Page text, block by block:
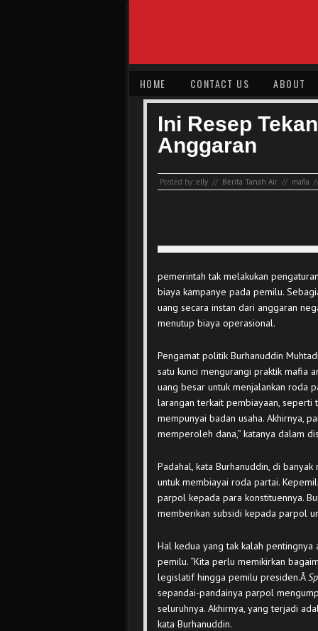
HOME CONTACT US ABOUT
Ini Resep
Anggaran
Posted by: elly // Berita Tanah Air // mafia
pemerintah tak melakukan
biaya kampanye pada pemilu.
uang secara instan dari anggaran
menutup biaya operasional.
Pengamat politik Burhanuddin
satu kunci mengurangi praktik mafia
uang besar untuk menjalankan roda
larangan terkait pembiayaan,
mempunyai badan usaha. Akhirnya,
memperoleh dana,” katanya dalam
Padahal, kata Burhanuddin, di
untuk membiayai roda partai.
parpol kepada para konstituennya.
memberikan subsidi kepada parpol
Hal kedua yang tak kalah
pemilu. “Kita perlu memikirkan
legislatif hingga pemilu presiden.Â
sepandai-pandainya parpol
seluruhnya. Akhirnya, yang terjadi
kata Burhanuddin.